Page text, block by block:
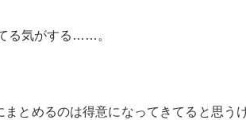
る気がする……。
とめるのは得意になってきてると思う